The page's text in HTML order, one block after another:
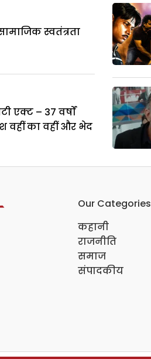
स्वतंत्रता
एक्ट – 37 वर्षों
वहीं का वहीं और भेद
Our Categories
कहानी
राजनीति
समाज
संपादकीय